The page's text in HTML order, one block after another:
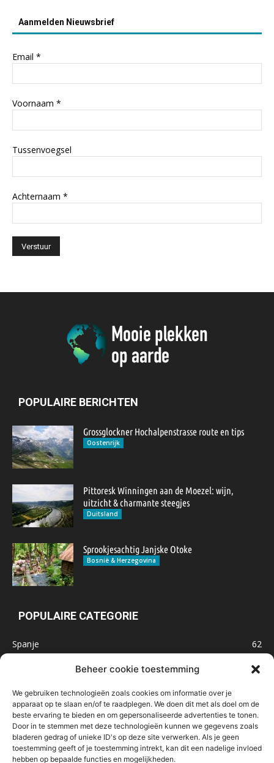
Beheer cookie toestemming
We gebruiken technologieën zoals cookies om informatie over je
apparaat op te slaan en/of te raadplegen. We doen dit met als doel om de
beste ervaring te bieden en om gepersonaliseerde advertenties te tonen.
Door in te stemmen met deze technologieën kunnen we gegevens zoals
bladeren gedrag of unieke ID's op deze site verwerken. Als je geen
toestemming geeft of je toestemming intrekt, kan dit een nadelige invloed
hebben op bepaalde functies en mogelijkheden.
Aanmelden Nieuwsbrief
Email *
Voornaam *
Tussenvoegsel
Achternaam *
POPULAIRE BERICHTEN
Grossglockner Hochalpenstrasse route en tips
Oostenrijk
Pittoresk Winningen aan de Moezel: wijn,
uitzicht & charmante steegjes
Duitsland
Sprookjesachtig Janjske Otoke
Bosnië & Herzegovina
POPULAIRE CATEGORIE
Spanje
62
47
Marokko
32
IJsland
32
Malta
Roemenië
29